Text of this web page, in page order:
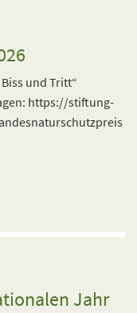
und Tritt“
https://stiftung-
Jahr